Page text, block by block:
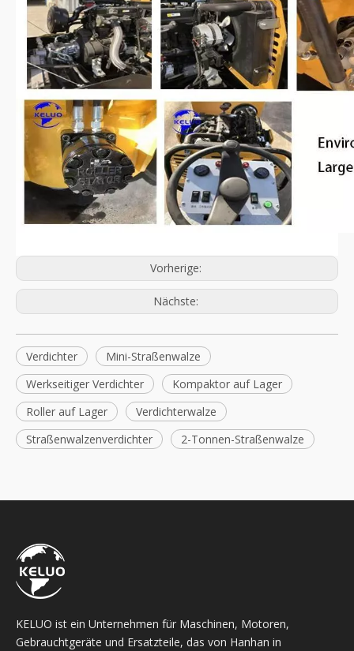
Vorherige:
Nächste:
Verdichter
Mini-Straßenwalze
Werkseitiger Verdichter
Kompaktor auf Lager
Roller auf Lager
Verdichterwalze
Straßenwalzenverdichter
2-Tonnen-Straßenwalze
KELUO ist ein Unternehmen für Maschinen, Motoren,
Gebrauchtgeräte und Ersatzteile, das von Hanhan in